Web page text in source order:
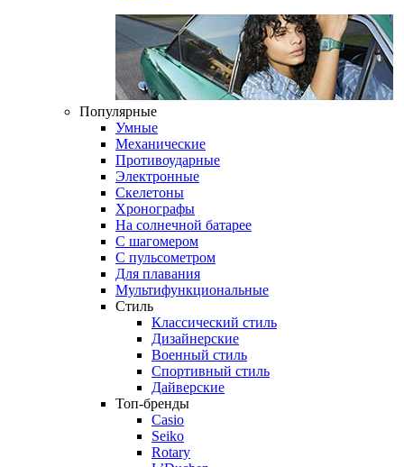
Популярные
Умные
Механические
Противоударные
Электронные
Скелетоны
Хронографы
На солнечной батарее
С шагомером
С пульсометром
Для плавания
Мультифункциональные
Стиль
Классический стиль
Дизайнерские
Военный стиль
Спортивный стиль
Дайверские
Топ-бренды
Casio
Seiko
Rotary